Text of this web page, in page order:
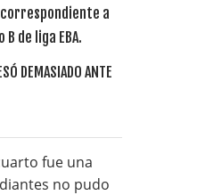
a
de liga EBA.
fue una
no pudo